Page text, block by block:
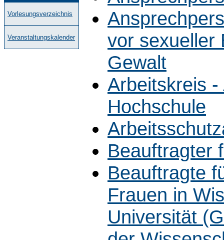
Vorlesungsverzeichnis
Veranstaltungskalender
vor sexueller
Gewalt
Arbeitskreis
Hochschule
Beauftragter
Beauftragte
Frauen in
Universität